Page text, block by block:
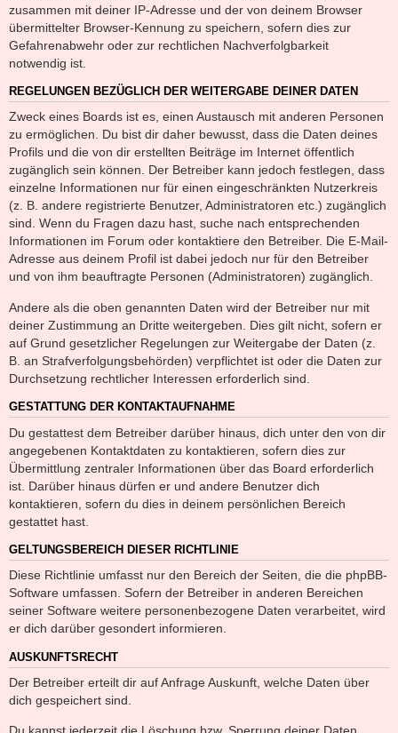
zusammen mit deiner IP-Adresse und der von deinem Browser
übermittelter Browser-Kennung zu speichern, sofern dies zur
Gefahrenabwehr oder zur rechtlichen Nachverfolgbarkeit
notwendig ist.
REGELUNGEN BEZÜGLICH DER WEITERGABE DEINER DATEN
Zweck eines Boards ist es, einen Austausch mit anderen Personen
zu ermöglichen. Du bist dir daher bewusst, dass die Daten deines
Profils und die von dir erstellten Beiträge im Internet öffentlich
zugänglich sein können. Der Betreiber kann jedoch festlegen, dass
einzelne Informationen nur für einen eingeschränkten Nutzerkreis
(z. B. andere registrierte Benutzer, Administratoren etc.) zugänglich
sind. Wenn du Fragen dazu hast, suche nach entsprechenden
Informationen im Forum oder kontaktiere den Betreiber. Die E-Mail-
Adresse aus deinem Profil ist dabei jedoch nur für den Betreiber
und von ihm beauftragte Personen (Administratoren) zugänglich.
Andere als die oben genannten Daten wird der Betreiber nur mit
deiner Zustimmung an Dritte weitergeben. Dies gilt nicht, sofern er
auf Grund gesetzlicher Regelungen zur Weitergabe der Daten (z.
B. an Strafverfolgungsbehörden) verpflichtet ist oder die Daten zur
Durchsetzung rechtlicher Interessen erforderlich sind.
GESTATTUNG DER KONTAKTAUFNAHME
Du gestattest dem Betreiber darüber hinaus, dich unter den von dir
angegebenen Kontaktdaten zu kontaktieren, sofern dies zur
Übermittlung zentraler Informationen über das Board erforderlich
ist. Darüber hinaus dürfen er und andere Benutzer dich
kontaktieren, sofern du dies in deinem persönlichen Bereich
gestattet hast.
GELTUNGSBEREICH DIESER RICHTLINIE
Diese Richtlinie umfasst nur den Bereich der Seiten, die die phpBB-
Software umfassen. Sofern der Betreiber in anderen Bereichen
seiner Software weitere personenbezogene Daten verarbeitet, wird
er dich darüber gesondert informieren.
AUSKUNFTSRECHT
Der Betreiber erteilt dir auf Anfrage Auskunft, welche Daten über
dich gespeichert sind.